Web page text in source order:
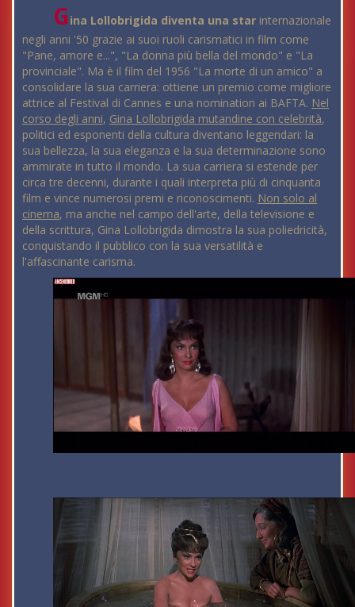
Gina Lollobrigida diventa una star internazionale
negli anni '50 grazie ai suoi ruoli carismatici in film come
"Pane, amore e...", "La donna più bella del mondo" e "La
provinciale". Ma è il film del 1956 "La morte di un amico" a
consolidare la sua carriera: ottiene un premio come migliore
attrice al Festival di Cannes e una nomination ai BAFTA. Nel
corso degli anni, Gina Lollobrigida mutandine con celebrità,
politici ed esponenti della cultura diventano leggendari: la
sua bellezza, la sua eleganza e la sua determinazione sono
ammirate in tutto il mondo. La sua carriera si estende per
circa tre decenni, durante i quali interpreta più di cinquanta
film e vince numerosi premi e riconoscimenti. Non solo al
cinema, ma anche nel campo dell'arte, della televisione e
della scrittura, Gina Lollobrigida dimostra la sua poliedricità,
conquistando il pubblico con la sua versatilità e
l'affascinante carisma.